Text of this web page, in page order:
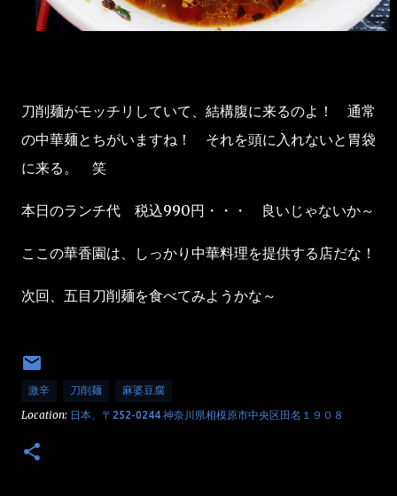
刀削麺がモッチリしていて、結構腹に来るのよ！ 通常
の中華麺とちがいますね！ それを頭に入れないと胃袋
に来る。 笑
本日のランチ代 税込990円・・・ 良いじゃないか～
ここの華香園は、しっかり中華料理を提供する店だな！
次回、五目刀削麺を食べてみようかな～
激辛 刀削麺 麻婆豆腐
Location: 日本、〒252-0244 神奈川県相模原市中央区田名１９０８